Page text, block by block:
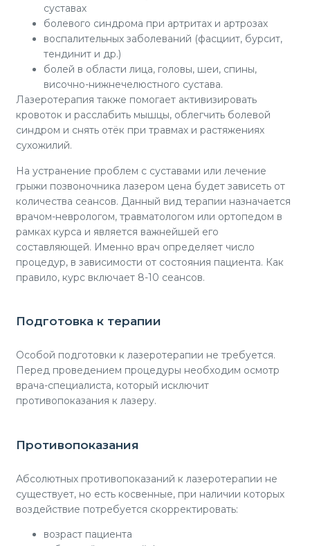
суставах
болевого синдрома при артритах и артрозах
воспалительных заболеваний (фасциит, бурсит,
тендинит и др.)
болей в области лица, головы, шеи, спины,
височно-нижнечелюстного сустава.
Лазеротерапия также помогает активизировать
кровоток и расслабить мышцы, облегчить болевой
синдром и снять отёк при травмах и растяжениях
сухожилий.
На устранение проблем с суставами или лечение
грыжи позвоночника лазером цена будет зависеть от
количества сеансов. Данный вид терапии назначается
врачом-неврологом, травматологом или ортопедом в
рамках курса и является важнейшей его
составляющей. Именно врач определяет число
процедур, в зависимости от состояния пациента. Как
правило, курс включает 8-10 сеансов.
Подготовка к терапии
Особой подготовки к лазеротерапии не требуется.
Перед проведением процедуры необходим осмотр
врача-специалиста, который исключит
противопоказания к лазеру.
Противопоказания
Абсолютных противопоказаний к лазеротерапии не
существует, но есть косвенные, при наличии которых
воздействие потребуется скорректировать:
возраст пациента